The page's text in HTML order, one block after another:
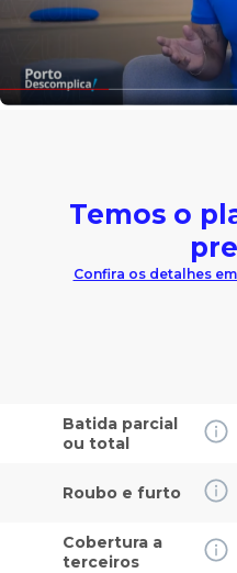
Temos o
Confira os detalhes
Batida parcial
ou total
Roubo e furto
Cobertura a
terceiros